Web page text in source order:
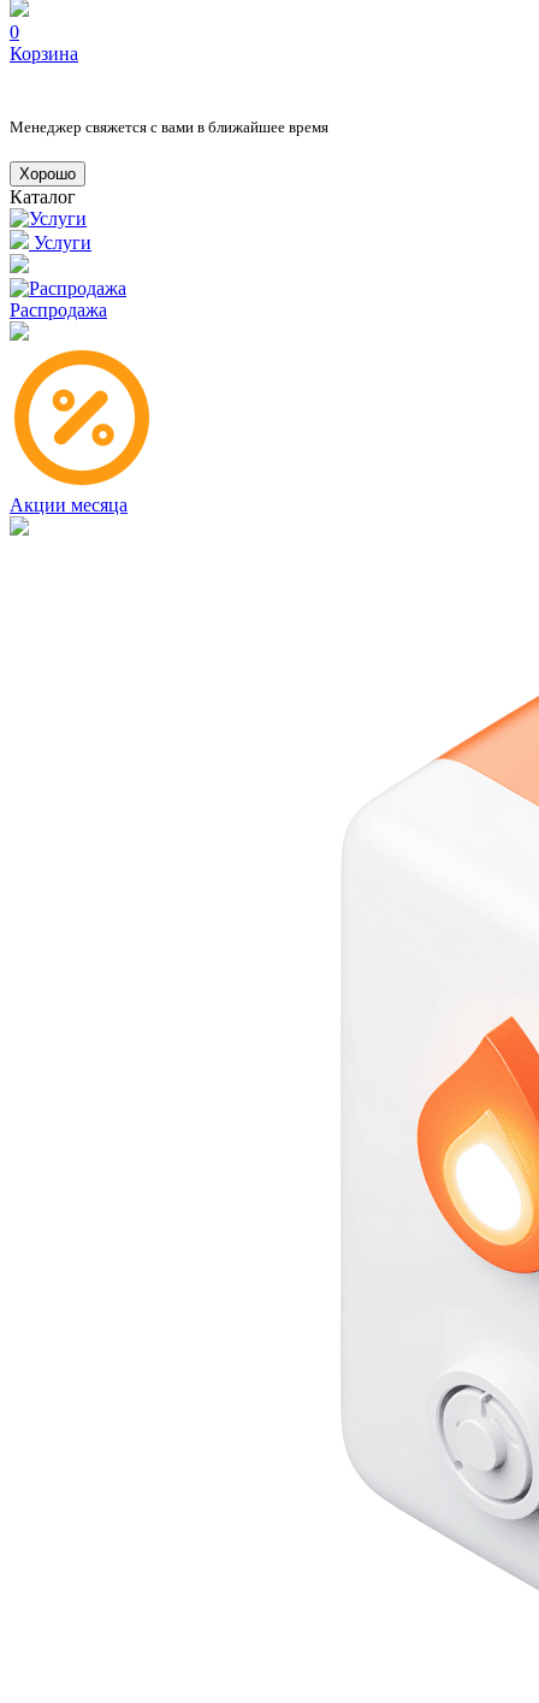
0
Корзина
Менеджер свяжется с вами в ближайшее время
Хорошо
Каталог
Услуги
Распродажа
Акции месяца